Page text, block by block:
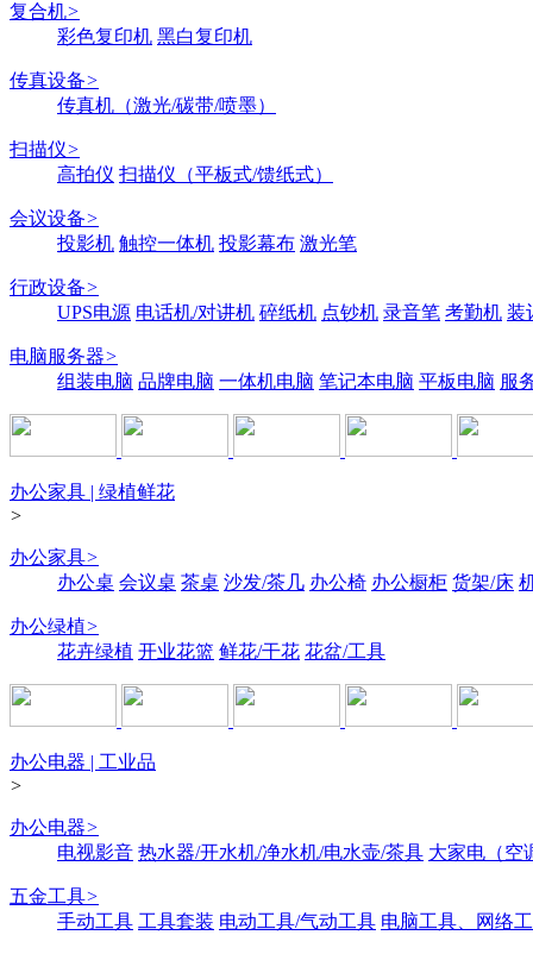
复合机>
彩色复印机 黑白复印机
传真设备>
传真机（激光/碳带/喷墨）
扫描仪>
高拍仪 扫描仪（平板式/馈纸式）
会议设备>
投影机 触控一体机 投影幕布 激光笔
行政设备>
UPS电源 电话机/对讲机 碎纸机 点钞机 录音笔 考勤机 装
电脑服务器>
组装电脑 品牌电脑 一体机电脑 笔记本电脑 平板电脑 服
办公家具 | 绿植鲜花
>
办公家具>
办公桌 会议桌 茶桌 沙发/茶几 办公椅 办公橱柜 货架/床
办公绿植>
花卉绿植 开业花篮 鲜花/干花 花盆/工具
办公电器 | 工业品
>
办公电器>
电视影音 热水器/开水机/净水机/电水壶/茶具 大家电（空
五金工具>
手动工具 工具套装 电动工具/气动工具 电脑工具、网络